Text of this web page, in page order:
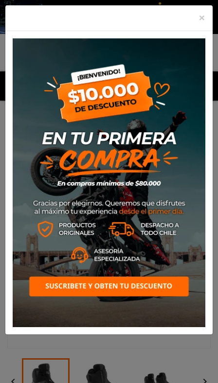
MENU
Productos Equipamiento Botin Ixon Snake Wp
×